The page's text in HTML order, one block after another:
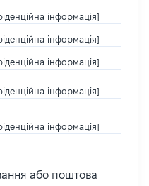
інформація]
інформація]
інформація]
інформація]
інформація]
або поштова